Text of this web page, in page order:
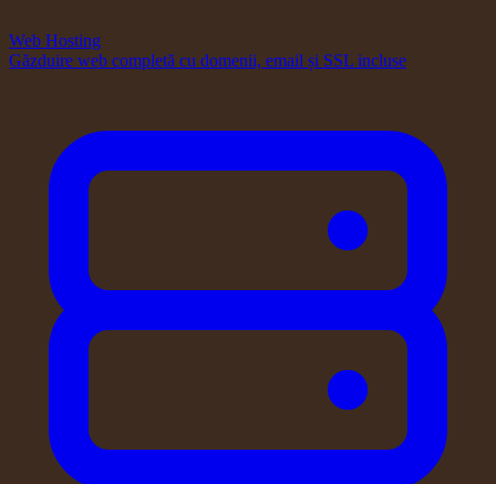
Web Hosting
Găzduire web completă cu domenii, email și SSL incluse